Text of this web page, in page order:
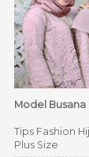
Model Busana
Tips Fashion
Plus Size